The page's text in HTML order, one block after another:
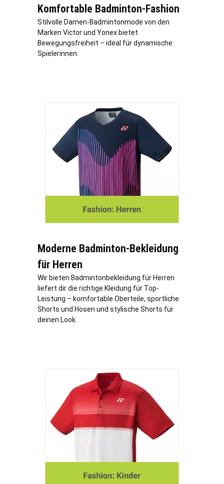
Komfortable Badminton-Fashion
Stilvolle Damen-Badmintonmode von den
Marken Victor und Yonex bietet
Bewegungsfreiheit – ideal für dynamische
Spielerinnen.
Moderne Badminton-Bekleidung
für Herren
Wir bieten Badmintonbekleidung für Herren
liefert dir die richtige Kleidung für Top-
Leistung – komfortable Oberteile, sportliche
Shorts und Hosen und stylische Shorts für
deinen Look.